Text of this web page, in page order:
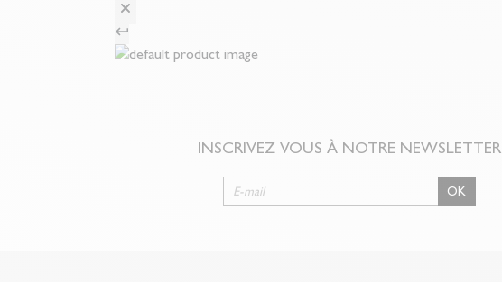
INSCRIVEZ VOUS À NOTRE NEWSLETTER
OK